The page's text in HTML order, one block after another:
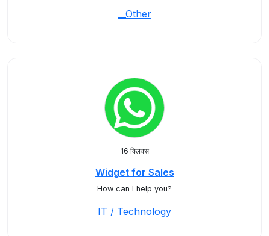
__Other
16 क्लिक्स
Widget for Sales
How can I help you?
IT / Technology